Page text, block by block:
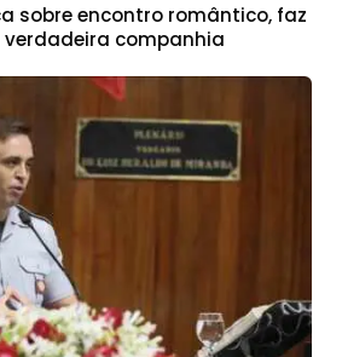
sobre encontro romântico, faz
verdadeira companhia